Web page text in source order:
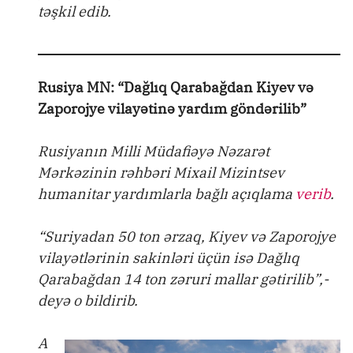
təşkil edib.
Rusiya MN: “Dağlıq Qarabağdan Kiyev və
Zaporojye vilayətinə yardım göndərilib”
Rusiyanın Milli Müdafiəyə Nəzarət
Mərkəzinin rəhbəri Mixail Mizintsev
humanitar yardımlarla bağlı açıqlama verib.
“Suriyadan 50 ton ərzaq, Kiyev və Zaporojye
vilayətlərinin sakinləri üçün isə Dağlıq
Qarabağdan 14 ton zəruri mallar gətirilib”,-
deyə o bildirib.
A